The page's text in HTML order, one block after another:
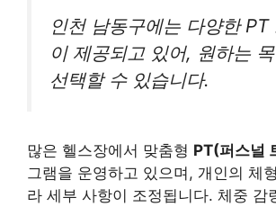
인천 남동구에는 다양한 PT
이 제공되고 있어, 원하는
선택할 수 있습니다.
많은 헬스장에서 맞춤형 PT(퍼스널
그램을 운영하고 있으며, 개인의 체
라 세부 사항이 조정됩니다. 체중 감